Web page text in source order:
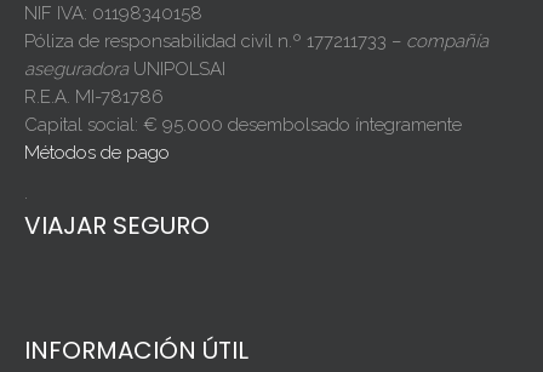
NIF IVA: 01198340158
Póliza de responsabilidad civil n.º 177211733 – compañía
aseguradoraUNIPOLSAI
R.E.A. MI-781786
Capital social: € 95.000 desembolsado íntegramente
Métodos de pago
.
VIAJAR SEGURO
INFORMACIÓN ÚTIL